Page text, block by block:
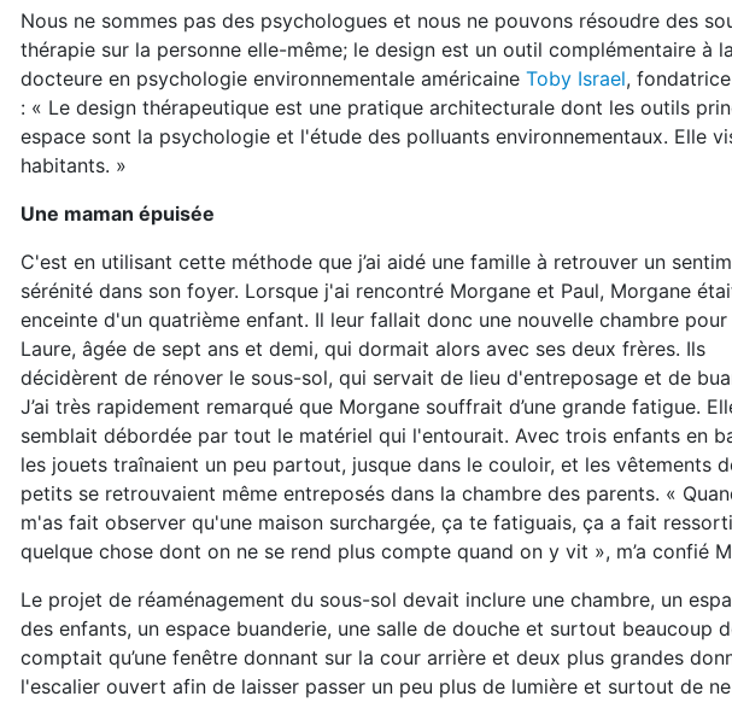
Nous ne sommes pas des psychologues et nous ne pouvons résoudre des
thérapie sur la personne elle-même; le design est un outil complémentaire à
docteure en psychologie environnementale américaine Toby Israel,
: « Le design thérapeutique est une pratique architecturale dont les outils
espace sont la psychologie et l'étude des polluants environnementaux. Elle
habitants. »
Une maman épuisée
C'est en utilisant cette méthode que j’ai aidé une famille à retrouver un
sérénité dans son foyer. Lorsque j'ai rencontré Morgane et Paul, Morgane
enceinte d'un quatrième enfant. Il leur fallait donc une nouvelle chambre pour
Laure, âgée de sept ans et demi, qui dormait alors avec ses deux frères. Ils
décidèrent de rénover le sous-sol, qui servait de lieu d'entreposage et de
J’ai très rapidement remarqué que Morgane souffrait d’une grande fatigue.
semblait débordée par tout le matériel qui l'entourait. Avec trois enfants en
les jouets traînaient un peu partout, jusque dans le couloir, et les vêtements
petits se retrouvaient même entreposés dans la chambre des parents. «
m'as fait observer qu'une maison surchargée, ça te fatiguais, ça a fait
quelque chose dont on ne se rend plus compte quand on y vit », m’a confié
Le projet de réaménagement du sous-sol devait inclure une chambre, un
des enfants, un espace buanderie, une salle de douche et surtout beaucoup
comptait qu’une fenêtre donnant sur la cour arrière et deux plus grandes
l'escalier ouvert afin de laisser passer un peu plus de lumière et surtout de